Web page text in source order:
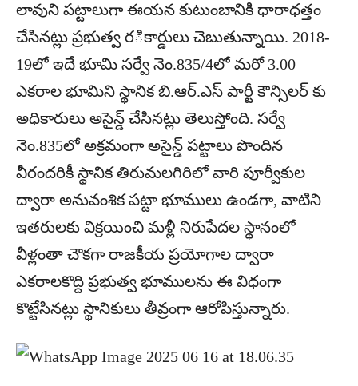
లావుని పట్టాలుగా ఈయన కుటుంబానికి ధారాధత్తం
చేసినట్లు ప్రభుత్వ రికార్డులు చెబుతున్నాయి. 2018-
19లో ఇదే భూమి సర్వే నెం.835/4లో మరో 3.00
ఎకరాల భూమిని స్థానిక బి.ఆర్.ఎస్ పార్టీ కౌన్సిలర్ కు
అధికారులు అసైన్డ్ చేసినట్లు తెలుస్తోంది. సర్వే
నెం.835లో అక్రమంగా అసైన్డ్ పట్టాలు పొందిన
వీరందరికీ స్థానిక తిరుమలగిరిలో వారి పూర్వీకుల
ద్వారా అనువంశిక పట్టా భూములు ఉండగా, వాటిని
ఇతరులకు విక్రయించి మళ్లీ నిరుపేదల స్థానంలో
వీళ్లంతా చౌకగా రాజకీయ ప్రయోగాల ద్వారా
ఎకరాలకొద్ది ప్రభుత్వ భూములను ఈ విధంగా
కొట్టేసినట్లు స్థానికులు తీవ్రంగా ఆరోపిస్తున్నారు.